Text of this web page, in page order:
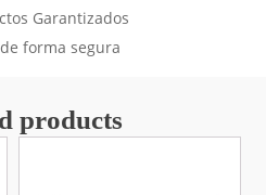
Garantizados
forma segura
products